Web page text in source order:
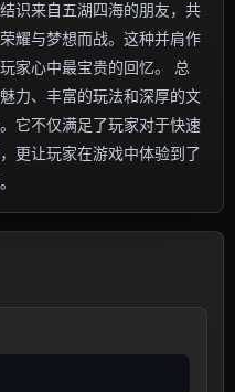
识来自五湖四海的朋友，共
耀与梦想而战。这种并肩作
家心中最宝贵的回忆。 总
力、丰富的玩法和深厚的文
它不仅满足了玩家对于快速
更让玩家在游戏中体验到了